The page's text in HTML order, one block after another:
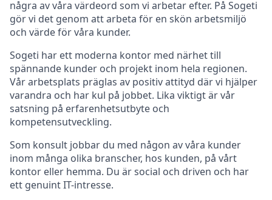
några av våra värdeord som vi arbetar efter. På Sogeti
gör vi det genom att arbeta för en skön arbetsmiljö
och värde för våra kunder.
Sogeti har ett moderna kontor med närhet till
spännande kunder och projekt inom hela regionen.
Vår arbetsplats präglas av positiv attityd där vi hjälper
varandra och har kul på jobbet. Lika viktigt är vår
satsning på erfarenhetsutbyte och
kompetensutveckling.
Som konsult jobbar du med någon av våra kunder
inom många olika branscher, hos kunden, på vårt
kontor eller hemma. Du är social och driven och har
ett genuint IT-intresse.